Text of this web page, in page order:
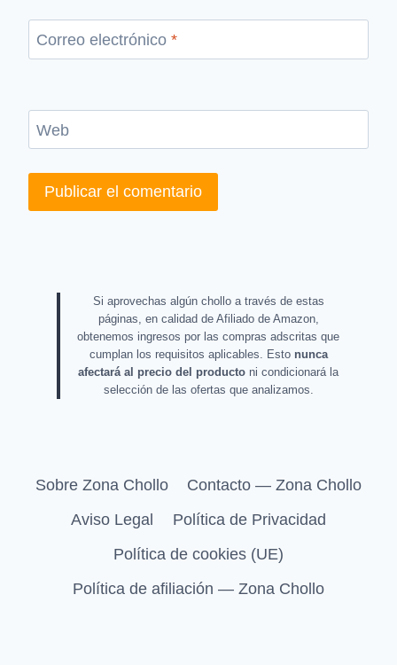
Correo electrónico *
Web
Si aprovechas algún chollo a través de estas
páginas, en calidad de Afiliado de Amazon,
obtenemos ingresos por las compras adscritas que
cumplan los requisitos aplicables. Esto nunca
afectará al precio del producto ni condicionará la
selección de las ofertas que analizamos.
Sobre Zona Chollo
Contacto — Zona Chollo
Aviso Legal
Política de Privacidad
Política de cookies (UE)
Política de afiliación — Zona Chollo